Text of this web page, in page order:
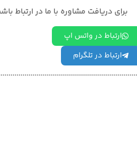
برای دریافت مشاوره با ما در ارتباط
ارتباط در واتس اپ
ارتباط در تلگرام